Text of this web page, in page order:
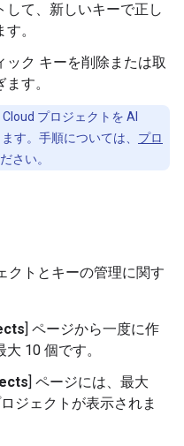
して、新しいキーで正し
。
ク キーを削除または取
す。
プロジェクトを AI
す。手順については、 プロ
さい。
クトとキーの管理に関す
] ページから一度に作
10 個です。
] ページには、最大
ジェクトが表示されま